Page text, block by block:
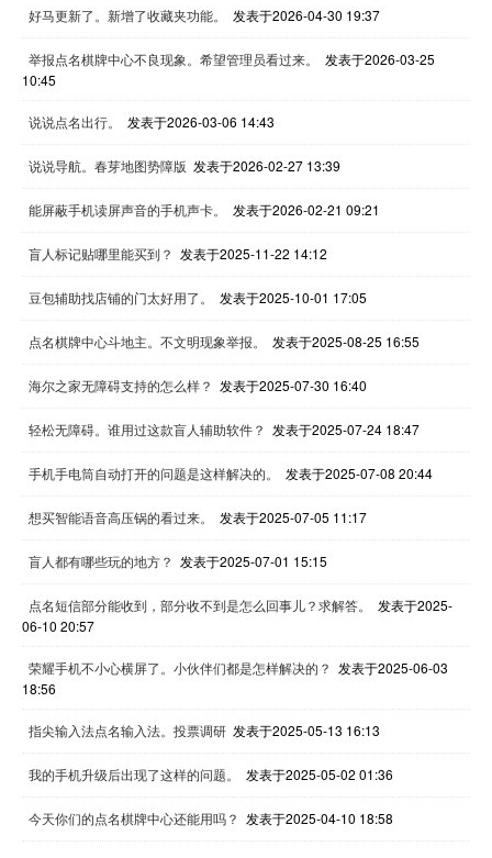
好马更新了。新增了收藏夹功能。 发表于2026-04-30 19:37
举报点名棋牌中心不良现象。希望管理员看过来。
发表于2026-03-25
10:45
说说点名出行。 发表于2026-03-06 14:43
说说导航。春芽地图势障版 发表于2026-02-27 13:39
能屏蔽手机读屏声音的手机声卡。 发表于2026-02-21 09:21
盲人标记贴哪里能买到？ 发表于2025-11-22 14:12
豆包辅助找店铺的门太好用了。 发表于2025-10-01 17:05
点名棋牌中心斗地主。不文明现象举报。 发表于2025-08-25 16:55
海尔之家无障碍支持的怎么样？ 发表于2025-07-30 16:40
轻松无障碍。谁用过这款盲人辅助软件？ 发表于2025-07-24 18:47
手机手电筒自动打开的问题是这样解决的。 发表于2025-07-08 20:44
想买智能语音高压锅的看过来。 发表于2025-07-05 11:17
盲人都有哪些玩的地方？ 发表于2025-07-01 15:15
点名短信部分能收到，部分收不到是怎么回事儿？求解答。
发表于2025-
06-10 20:57
荣耀手机不小心横屏了。小伙伴们都是怎样解决的？ 发表于2025-06-03
18:56
指尖输入法点名输入法。投票调研 发表于2025-05-13 16:13
我的手机升级后出现了这样的问题。 发表于2025-05-02 01:36
今天你们的点名棋牌中心还能用吗？ 发表于2025-04-10 18:58